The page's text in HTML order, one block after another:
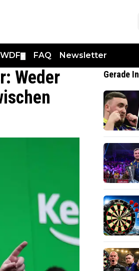
WDF FAQ Newsletter
Weder
Gerade In